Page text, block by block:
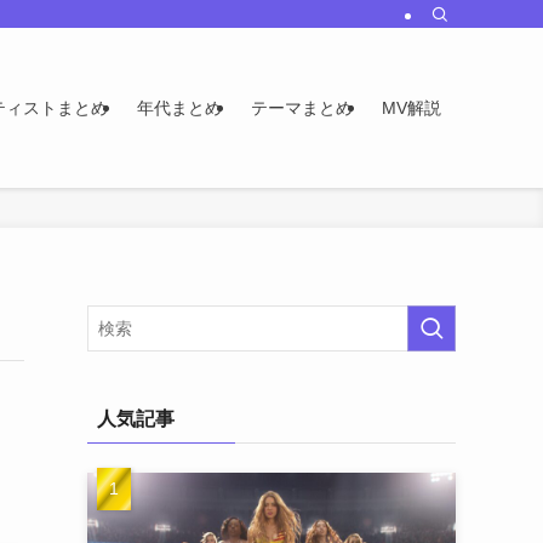
ィストまとめ 年代まとめ テーマまとめ MV解説
人気記事